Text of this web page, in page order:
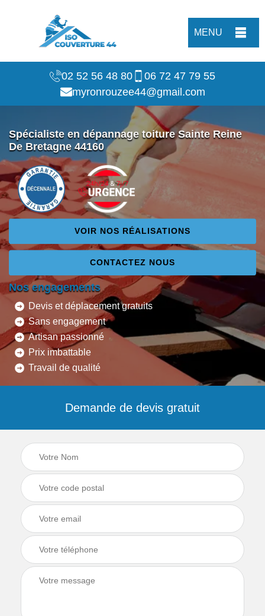
MENU
02 52 56 48 80
06 72 47 79 55
myronrouzee44@gmail.com
Spécialiste en dépannage toiture Sainte Reine
De Bretagne 44160
VOIR NOS RÉALISATIONS
CONTACTEZ NOUS
Nos engagements
Devis et déplacement gratuits
Sans engagement
Artisan passionné
Prix imbattable
Travail de qualité
Demande de devis gratuit